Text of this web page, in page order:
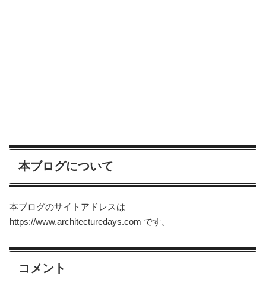
本ブログについて
本ブログのサイトアドレスは
https://www.architecturedays.com です。
コメント